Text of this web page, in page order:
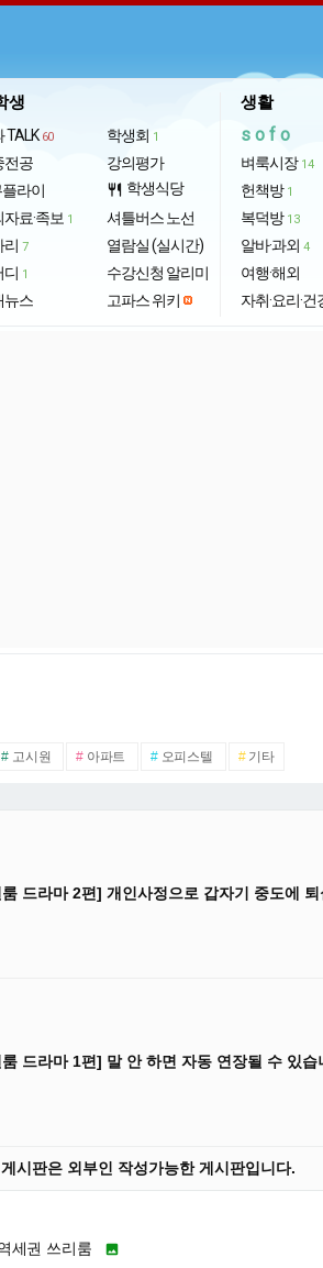
생
TALK 60
전공
플라이
자료·족보 1
리 7
디 1
뉴스
학생회 1
강의평가
restaurant 학생식당
셔틀버스 노선
열람실 (실시간)
수강신청 알리미
고파스 위키
생활
sofo
벼룩시장 14
헌책방 1
복덕방 13
알바·과외 4
여행·해외
자취·요리·건
# 고시원 #아파트 #오피스텔 #기타
드라마 2편] 개인사정으로 갑자기 중도에 퇴
드라마 1편] 말 안 하면 자동 연장될 수 있습
시판은 외부인 작성가능한 게시판입니다.
세권 쓰리룸 